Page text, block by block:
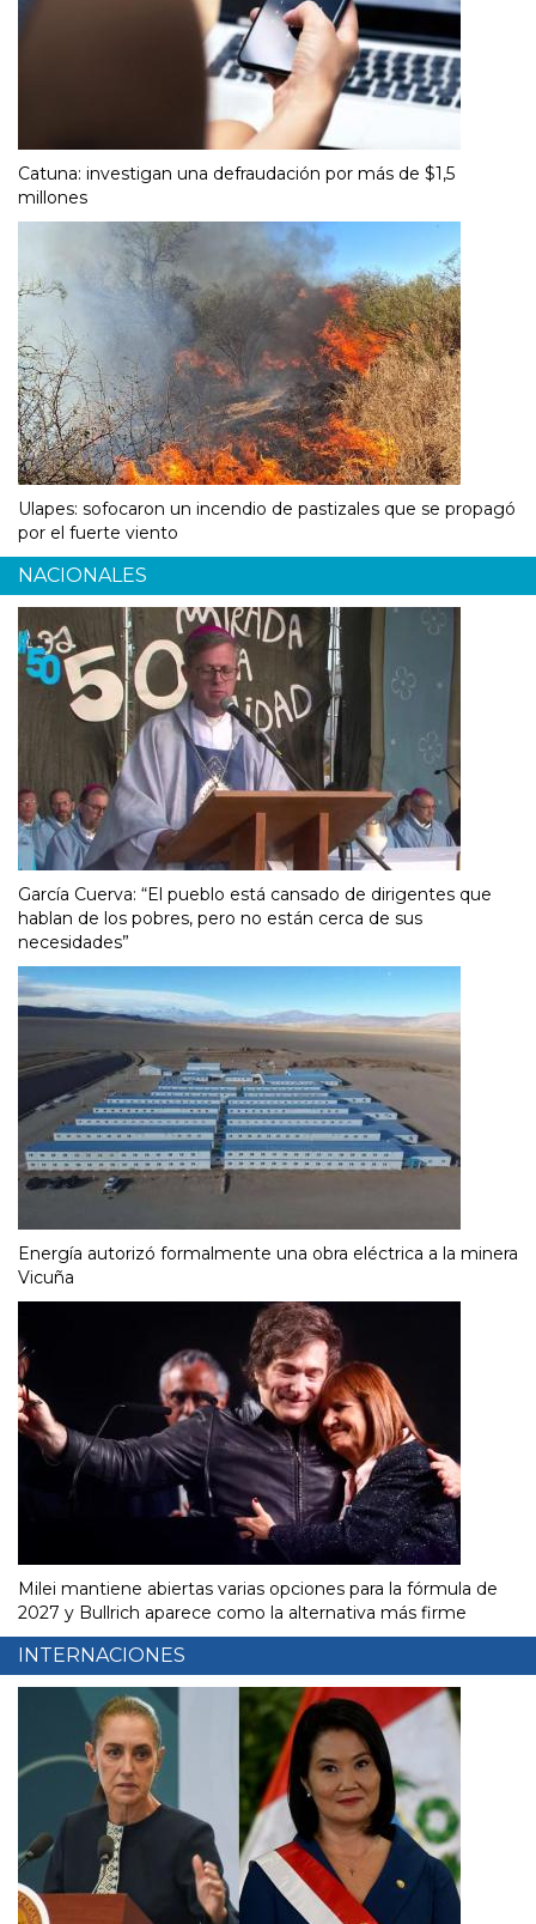
Catuna: investigan una defraudación por más de $1,5
millones
Ulapes: sofocaron un incendio de pastizales que se propagó
por el fuerte viento
NACIONALES
García Cuerva: “El pueblo está cansado de dirigentes que
hablan de los pobres, pero no están cerca de sus
necesidades”
Energía autorizó formalmente una obra eléctrica a la minera
Vicuña
Milei mantiene abiertas varias opciones para la fórmula de
2027 y Bullrich aparece como la alternativa más firme
INTERNACIONES